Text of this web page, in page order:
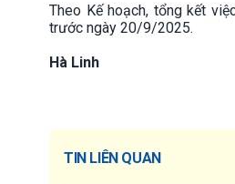
Theo Kế hoạch, tổng kết
trước ngày 20/9/2025.
Hà Linh
TIN LIÊN QUAN